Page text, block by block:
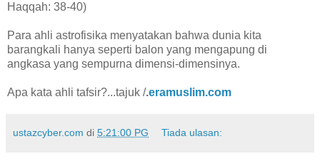
Haqqah: 38-40)
Para ahli astrofisika menyatakan bahwa dunia kita
barangkali hanya seperti balon yang mengapung di
angkasa yang sempurna dimensi-dimensinya.
Apa kata ahli tafsir?...tajuk /.eramuslim.com
ustazcyber.com di 5:21:00 PG Tiada ulasan: